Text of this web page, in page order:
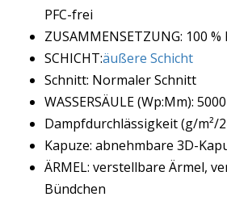
PFC-frei
ZUSAMMENSETZUNG: 100
SCHICHT:äußere Schicht
Schnitt: Normaler Schnitt
WASSERSÄULE (Wp:Mm): 5000
Dampfdurchlässigkeit (g/m²/
Kapuze: abnehmbare 3D-
ÄRMEL: verstellbare Ärmel,
Bündchen